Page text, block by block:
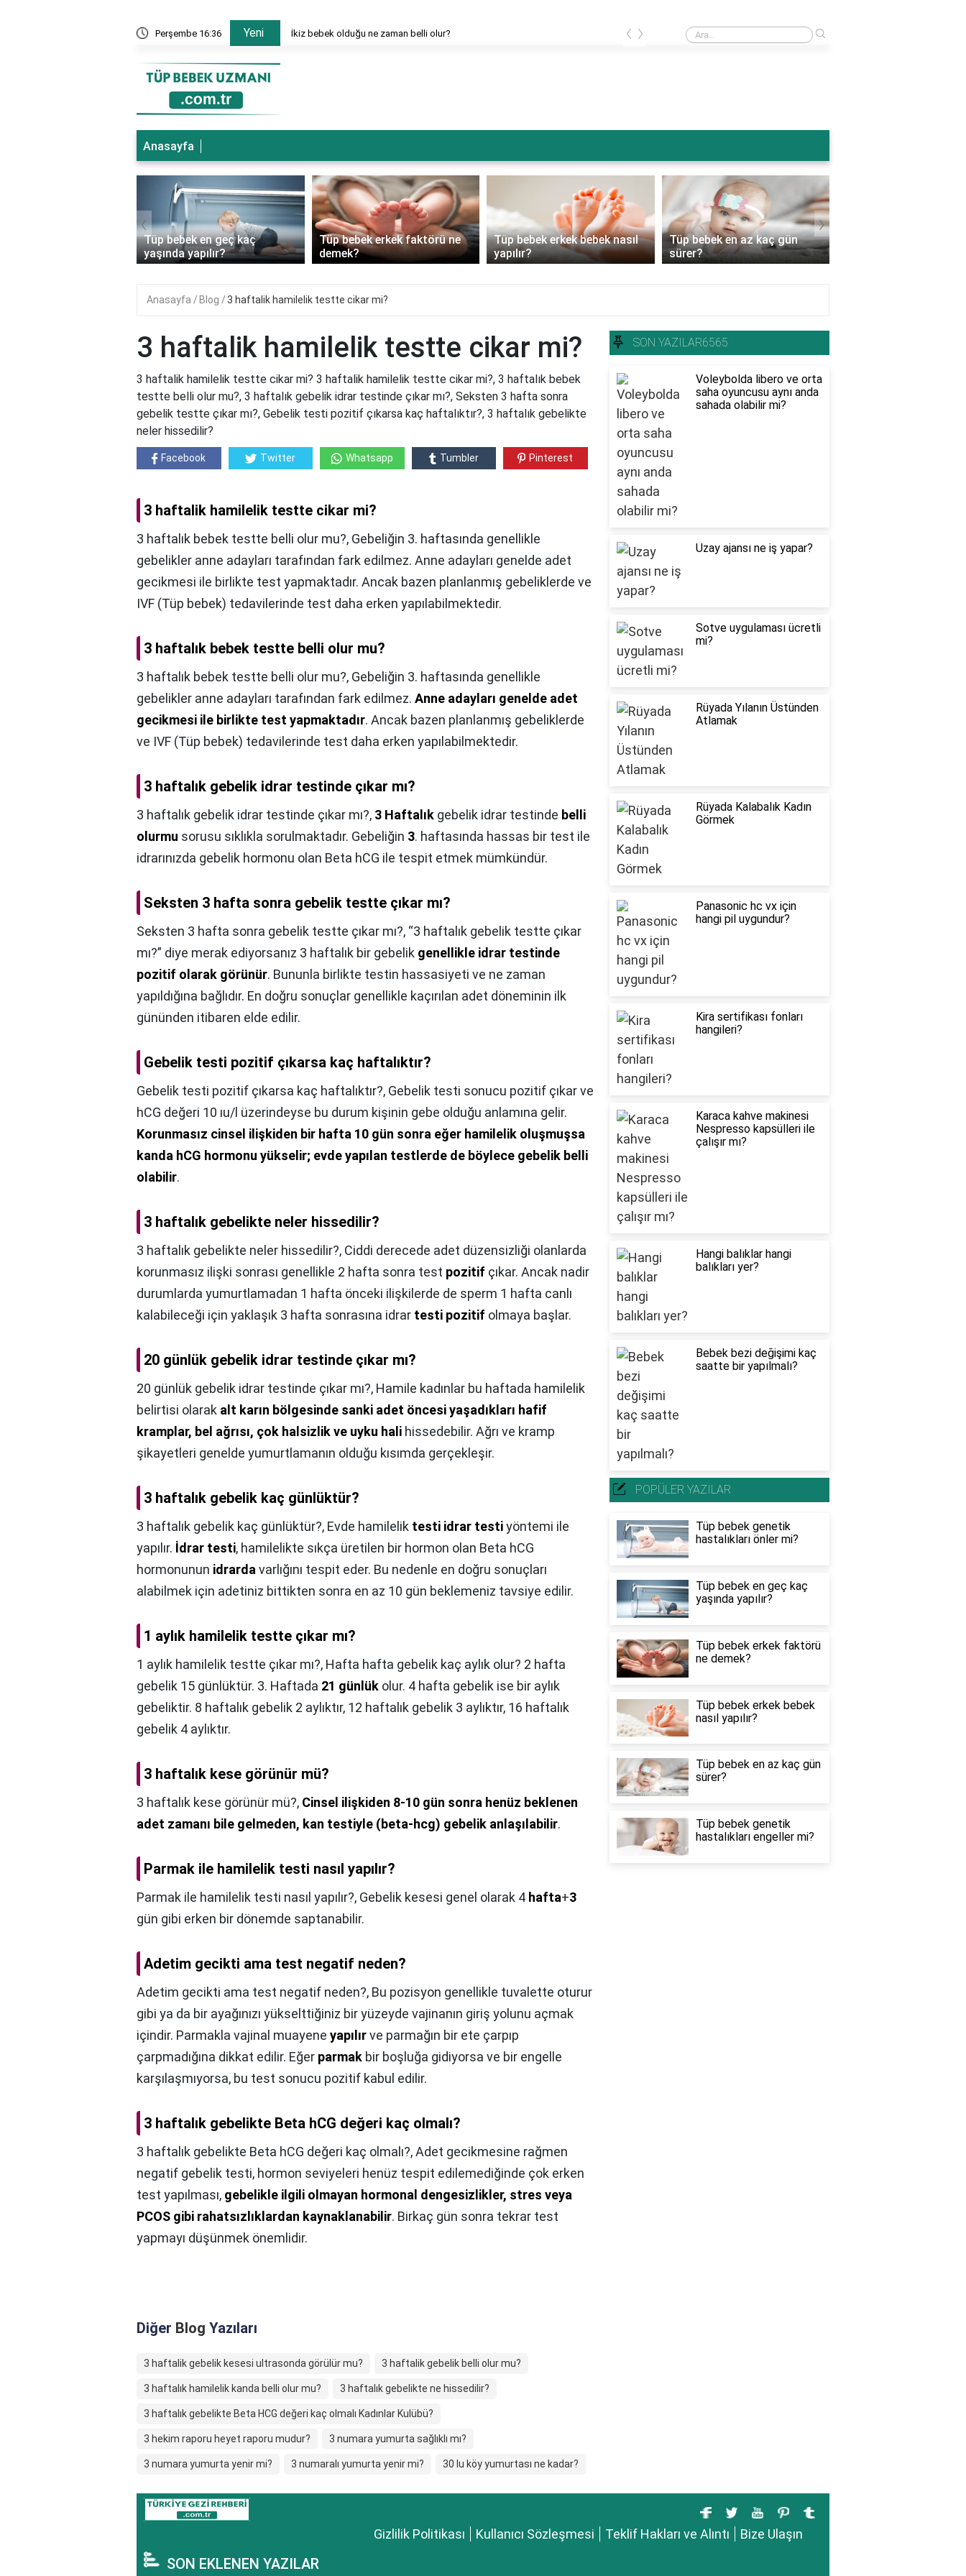
Perşembe 16:36 Yeni İkiz bebek olduğu ne zaman belli olur? Ameliyattan sonra karın şişmesi normal mi?
‹ ›
Anasayfa
Tüp bebek en geç kaç
yaşında yapılır?
Tüp bebek erkek faktörü ne
demek?
Tüp bebek erkek bebek nasıl
yapılır?
Tüp bebek en az kaç gün
sürer?
‹ ›
Anasayfa Blog 3 haftalik hamilelik testte cikar mi?
3 haftalik hamilelik testte cikar mi?
3 haftalik hamilelik testte cikar mi? 3 haftalik hamilelik testte cikar mi?, 3 haftalık bebek
testte belli olur mu?, 3 haftalık gebelik idrar testinde çıkar mı?, Seksten 3 hafta sonra
gebelik testte çıkar mı?, Gebelik testi pozitif çıkarsa kaç haftalıktır?, 3 haftalık gebelikte
neler hissedilir?
Facebook Twitter Whatsapp Tumbler Pinterest
3 haftalik hamilelik testte cikar mi?
3 haftalık bebek testte belli olur mu?, Gebeliğin 3. haftasında genellikle
gebelikler anne adayları tarafından fark edilmez. Anne adayları genelde adet
gecikmesi ile birlikte test yapmaktadır. Ancak bazen planlanmış gebeliklerde ve
IVF (Tüp bebek) tedavilerinde test daha erken yapılabilmektedir.
3 haftalık bebek testte belli olur mu?
3 haftalık bebek testte belli olur mu?, Gebeliğin 3. haftasında genellikle
gebelikler anne adayları tarafından fark edilmez. Anne adayları genelde adet
gecikmesi ile birlikte test yapmaktadır. Ancak bazen planlanmış gebeliklerde
ve IVF (Tüp bebek) tedavilerinde test daha erken yapılabilmektedir.
3 haftalık gebelik idrar testinde çıkar mı?
3 haftalık gebelik idrar testinde çıkar mı?, 3 Haftalık gebelik idrar testinde belli
olurmu sorusu sıklıkla sorulmaktadır. Gebeliğin 3. haftasında hassas bir test ile
idrarınızda gebelik hormonu olan Beta hCG ile tespit etmek mümkündür.
Seksten 3 hafta sonra gebelik testte çıkar mı?
Seksten 3 hafta sonra gebelik testte çıkar mı?, “3 haftalık gebelik testte çıkar
mı?” diye merak ediyorsanız 3 haftalık bir gebelik genellikle idrar testinde
pozitif olarak görünür. Bununla birlikte testin hassasiyeti ve ne zaman
yapıldığına bağlıdır. En doğru sonuçlar genellikle kaçırılan adet döneminin ilk
gününden itibaren elde edilir.
Gebelik testi pozitif çıkarsa kaç haftalıktır?
Gebelik testi pozitif çıkarsa kaç haftalıktır?, Gebelik testi sonucu pozitif çıkar ve
hCG değeri 10 ıu/l üzerindeyse bu durum kişinin gebe olduğu anlamına gelir.
Korunmasız cinsel ilişkiden bir hafta 10 gün sonra eğer hamilelik oluşmuşsa
kanda hCG hormonu yükselir; evde yapılan testlerde de böylece gebelik belli
olabilir.
3 haftalık gebelikte neler hissedilir?
3 haftalık gebelikte neler hissedilir?, Ciddi derecede adet düzensizliği olanlarda
korunmasız ilişki sonrası genellikle 2 hafta sonra test pozitif çıkar. Ancak nadir
durumlarda yumurtlamadan 1 hafta önceki ilişkilerde de sperm 1 hafta canlı
kalabileceği için yaklaşık 3 hafta sonrasına idrar testi pozitif olmaya başlar.
20 günlük gebelik idrar testinde çıkar mı?
20 günlük gebelik idrar testinde çıkar mı?, Hamile kadınlar bu haftada hamilelik
belirtisi olarak alt karın bölgesinde sanki adet öncesi yaşadıkları hafif
kramplar, bel ağrısı, çok halsizlik ve uyku hali hissedebilir. Ağrı ve kramp
şikayetleri genelde yumurtlamanın olduğu kısımda gerçekleşir.
3 haftalık gebelik kaç günlüktür?
3 haftalık gebelik kaç günlüktür?, Evde hamilelik testi idrar testiyöntemi ile
yapılır. İdrar testi, hamilelikte sıkça üretilen bir hormon olan Beta hCG
hormonunun idrardavarlığını tespit eder. Bu nedenle en doğru sonuçları
alabilmek için adetiniz bittikten sonra en az 10 gün beklemeniz tavsiye edilir.
1 aylık hamilelik testte çıkar mı?
1 aylık hamilelik testte çıkar mı?, Hafta hafta gebelik kaç aylık olur? 2 hafta
gebelik 15 günlüktür. 3. Haftada 21 günlük olur. 4 hafta gebelik ise bir aylık
gebeliktir. 8 haftalık gebelik 2 aylıktır, 12 haftalık gebelik 3 aylıktır, 16 haftalık
gebelik 4 aylıktır.
3 haftalık kese görünür mü?
3 haftalık kese görünür mü?, Cinsel ilişkiden 8-10 gün sonra henüz beklenen
adet zamanı bile gelmeden, kan testiyle (beta-hcg) gebelik anlaşılabilir.
Parmak ile hamilelik testi nasıl yapılır?
Parmak ile hamilelik testi nasıl yapılır?, Gebelik kesesi genel olarak 4 hafta+3
gün gibi erken bir dönemde saptanabilir.
Adetim gecikti ama test negatif neden?
Adetim gecikti ama test negatif neden?, Bu pozisyon genellikle tuvalette oturur
gibi ya da bir ayağınızı yükselttiğiniz bir yüzeyde vajinanın giriş yolunu açmak
içindir. Parmakla vajinal muayene yapılırve parmağın bir ete çarpıp
çarpmadığına dikkat edilir. Eğer parmak bir boşluğa gidiyorsa ve bir engelle
karşılaşmıyorsa, bu test sonucu pozitif kabul edilir.
3 haftalık gebelikte Beta hCG değeri kaç olmalı?
3 haftalık gebelikte Beta hCG değeri kaç olmalı?,Adet gecikmesine rağmen
negatif gebelik testi, hormon seviyeleri henüz tespit edilemediğinde çok erken
test yapılması, gebelikle ilgili olmayan hormonal dengesizlikler, stres veya
PCOS gibi rahatsızlıklardan kaynaklanabilir. Birkaç gün sonra tekrar test
yapmayı düşünmek önemlidir.
Diğer Blog Yazıları
3 haftalik gebelik kesesi ultrasonda görülür mu? 3 haftalik gebelik belli olur mu?
3 haftalık hamilelik kanda belli olur mu? 3 haftalık gebelikte ne hissedilir?
3 haftalık gebelikte Beta HCG değeri kaç olmalı Kadınlar Kulübü?
3 hekim raporu heyet raporu mudur? 3 numara yumurta sağlıklı mı?
3 numara yumurta yenir mi? 3 numaralı yumurta yenir mi? 30 lu köy yumurtası ne kadar?
SON YAZILAR6565
Voleybolda libero ve orta
saha oyuncusu aynı anda
sahada olabilir mi?
Uzay ajansı ne iş yapar?
Sotve uygulaması ücretli
mi?
Rüyada Yılanın Üstünden
Atlamak
Rüyada Kalabalık Kadın
Görmek
Panasonic hc vx için
hangi pil uygundur?
Kira sertifikası fonları
hangileri?
Karaca kahve makinesi
Nespresso kapsülleri ile
çalışır mı?
Hangi balıklar hangi
balıkları yer?
Bebek bezi değişimi kaç
saatte bir yapılmalı?
POPÜLER YAZILAR
Tüp bebek genetik
hastalıkları önler mi?
Tüp bebek en geç kaç
yaşında yapılır?
Tüp bebek erkek faktörü
ne demek?
Tüp bebek erkek bebek
nasıl yapılır?
Tüp bebek en az kaç gün
sürer?
Tüp bebek genetik
hastalıkları engeller mi?
Gizlilik Politikası Kullanıcı Sözleşmesi Teklif Hakları ve Alıntı Bize Ulaşın
SON EKLENEN YAZILAR